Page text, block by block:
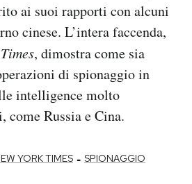
ai suoi rapporti con alcuni
cinese. L’intera faccenda,
, dimostra come sia
di spionaggio in
intelligence molto
come Russia e Cina.
YORK TIMES - SPIONAGGIO